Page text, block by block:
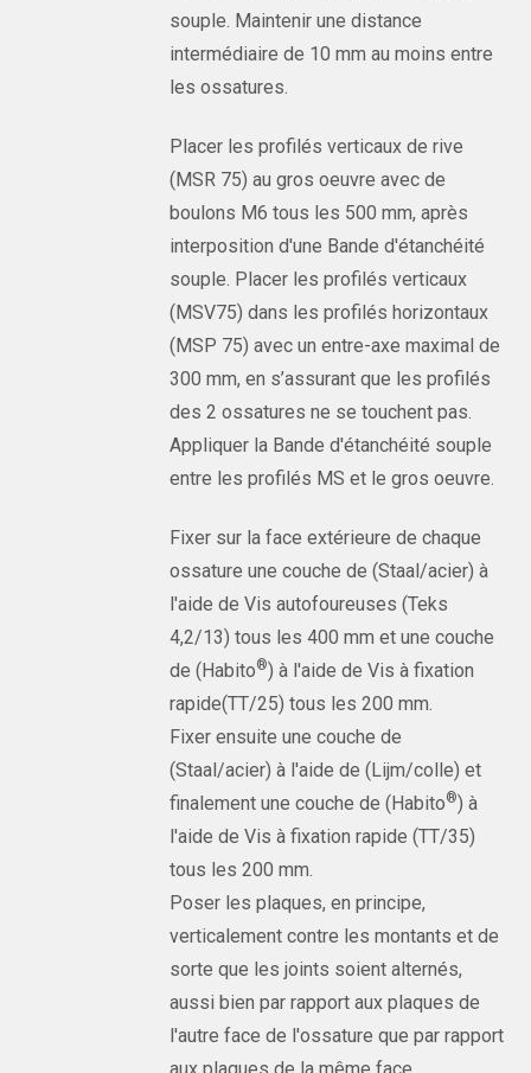
souple. Maintenir une distance
intermédiaire de 10 mm au moins entre
les ossatures.
Placer les profilés verticaux de rive
(MSR 75) au gros oeuvre avec de
boulons M6 tous les 500 mm, après
interposition d'une Bande d'étanchéité
souple. Placer les profilés verticaux
(MSV75) dans les profilés horizontaux
(MSP 75) avec un entre-axe maximal de
300 mm, en s’assurant que les profilés
des 2 ossatures ne se touchent pas.
Appliquer la Bande d'étanchéité souple
entre les profilés MS et le gros oeuvre.
Fixer sur la face extérieure de chaque
ossature une couche de (Staal/acier) à
l'aide de Vis autofoureuses (Teks
4,2/13) tous les 400 mm et une couche
de (Habito®) à l'aide de Vis à fixation
rapide(TT/25) tous les 200 mm.
Fixer ensuite une couche de
(Staal/acier) à l'aide de (Lijm/colle) et
finalement une couche de (Habito®) à
l'aide de Vis à fixation rapide (TT/35)
tous les 200 mm.
Poser les plaques, en principe,
verticalement contre les montants et de
sorte que les joints soient alternés,
aussi bien par rapport aux plaques de
l'autre face de l'ossature que par rapport